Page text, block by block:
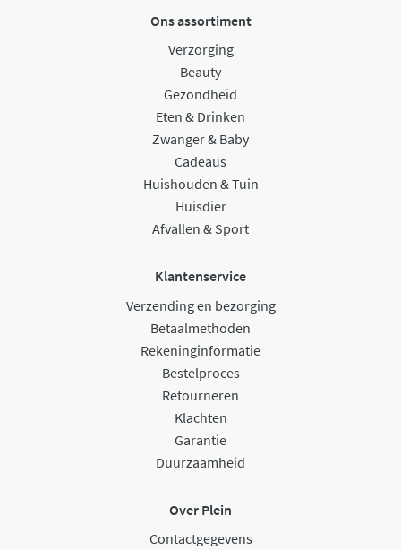
Ons assortiment
Verzorging
Beauty
Gezondheid
Eten & Drinken
Zwanger & Baby
Cadeaus
Huishouden & Tuin
Huisdier
Afvallen & Sport
Klantenservice
Verzending en bezorging
Betaalmethoden
Rekeninginformatie
Bestelproces
Retourneren
Klachten
Garantie
Duurzaamheid
Over Plein
Contactgegevens